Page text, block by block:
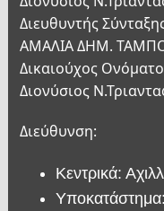
Διευθυντής
ΑΜΑΛΙΑ ΔΗΜ.
Δικαιούχος
Διονύσιος
Διεύθυνση:
Κεντρικά: